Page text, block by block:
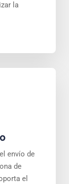
la
envío de
de
el